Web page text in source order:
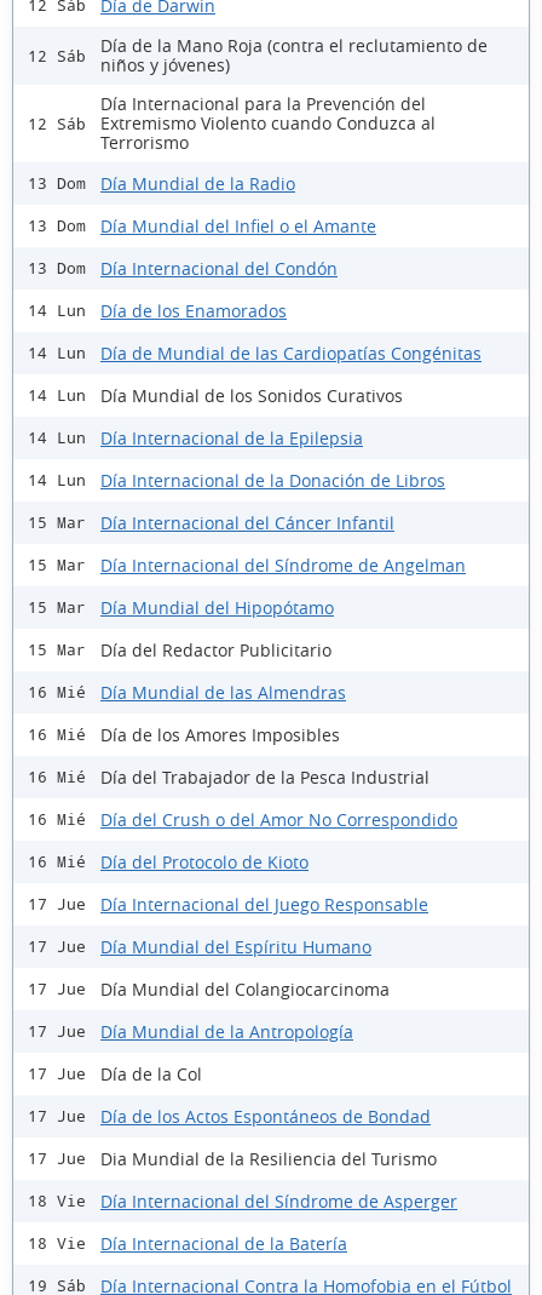
12 Sáb Día de Darwin
12 Sáb
Día de la Mano Roja (contra el reclutamiento de
niños y jóvenes)
12 Sáb
Día Internacional para la Prevención del
Extremismo Violento cuando Conduzca al
Terrorismo
13 Dom Día Mundial de la Radio
13 Dom Día Mundial del Infiel o el Amante
13 Dom Día Internacional del Condón
14 Lun Día de los Enamorados
14 Lun Día de Mundial de las Cardiopatías Congénitas
14 Lun Día Mundial de los Sonidos Curativos
14 Lun Día Internacional de la Epilepsia
14 Lun Día Internacional de la Donación de Libros
15 Mar Día Internacional del Cáncer Infantil
15 Mar Día Internacional del Síndrome de Angelman
15 Mar Día Mundial del Hipopótamo
15 Mar Día del Redactor Publicitario
16 Mié Día Mundial de las Almendras
16 Mié Día de los Amores Imposibles
16 Mié Día del Trabajador de la Pesca Industrial
16 Mié Día del Crush o del Amor No Correspondido
16 Mié Día del Protocolo de Kioto
17 Jue Día Internacional del Juego Responsable
17 Jue Día Mundial del Espíritu Humano
17 Jue Día Mundial del Colangiocarcinoma
17 Jue Día Mundial de la Antropología
17 Jue Día de la Col
17 Jue Día de los Actos Espontáneos de Bondad
17 Jue Dia Mundial de la Resiliencia del Turismo
18 Vie Día Internacional del Síndrome de Asperger
18 Vie Día Internacional de la Batería
19 Sáb Día Internacional Contra la Homofobia en el Fútbol